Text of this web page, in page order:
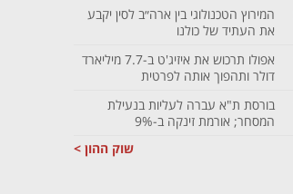
המירוץ הטכנולוגי בין ארה״ב לסין יקבע
את העתיד של כולנו
אפולו תרכוש את איזיג'ט ב-7.7 מיליארד
דולר ותהפוך אותה לפרטית
בורסת ת"א עברה לעליות בנעילת
המסחר; אורמת זינקה ב-9%
שוק ההון >